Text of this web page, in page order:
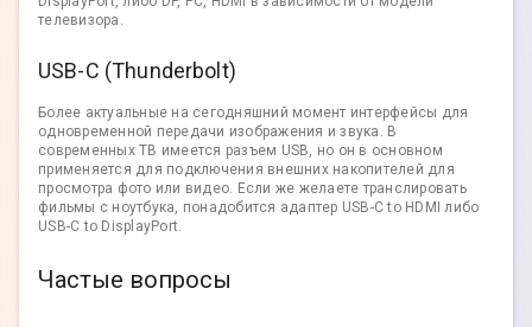
телевизора.
USB-C (Thunderbolt)
Более актуальные на сегодняшний момент интерфейсы для
одновременной передачи изображения и звука. В
современных ТВ имеется разъем USB, но он в основном
применяется для подключения внешних накопителей для
просмотра фото или видео. Если же желаете транслировать
фильмы с ноутбука, понадобится адаптер USB-C to HDMI либо
USB-C to DisplayPort.
Частые вопросы